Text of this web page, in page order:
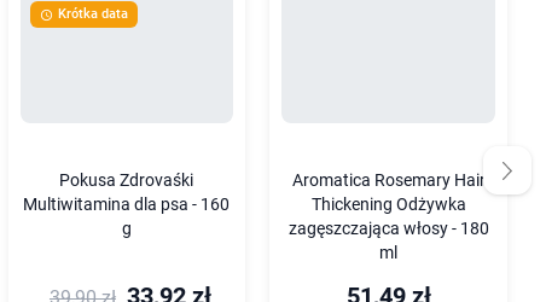
 Krótka data
Pokusa Zdrovaśki
Multiwitamina dla psa - 160
g
Aromatica Rosemary Hair
Thickening Odżywka
zagęszczająca włosy - 180
ml